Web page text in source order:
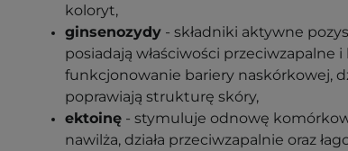
koloryt,
ginsenozydy - składniki aktywne
posiadają właściwości przeciwzapalne
funkcjonowanie bariery naskórkowej,
poprawiają strukturę skóry,
ektoinę - stymuluje odnowę
nawilża, działa przeciwzapalnie oraz